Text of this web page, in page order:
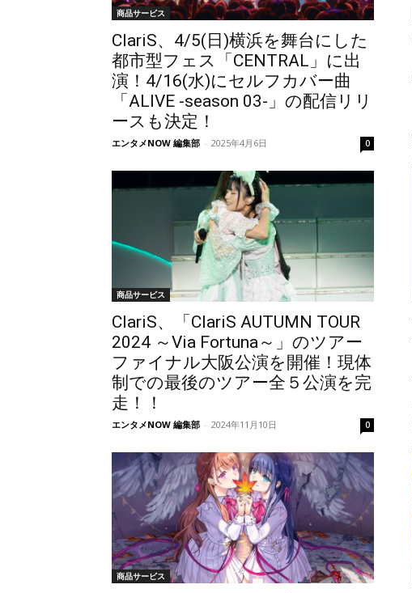
商品サービス
ClariS、4/5(日)横浜を舞台にした
都市型フェス「CENTRAL」に出
演！4/16(水)にセルフカバー曲
「ALIVE -season 03-」の配信リリ
ースも決定！
エンタメNOW 編集部 - 2025年4月6日 0
商品サービス
ClariS、「ClariS AUTUMN TOUR
2024 ～Via Fortuna～」のツアー
ファイナル大阪公演を開催！現体
制での最後のツアー全５公演を完
走！！
エンタメNOW 編集部 - 2024年11月10日 0
商品サービス